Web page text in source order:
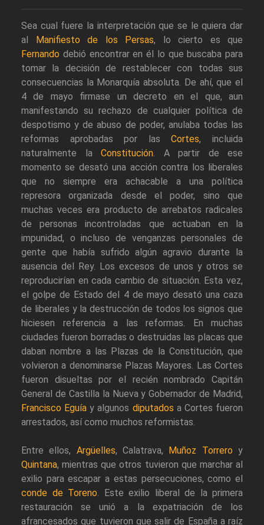
Sea cual fuere la interpretación que se le quiera dar
al
Manifiesto de los Persas, lo cierto es que
Fernando debió encontrar en él lo que buscaba para
tomar la decisión de restablecer con todas sus
consecuencias la Monarquía absoluta. De ahí, que el
4 de mayo firmase un decreto en el que, aun
manifestando su rechazo de cualquier política de
despotismo y de abuso de poder, anulaba todas las
reformas aprobadas por lasCortes, incluida
naturalmente la Constitución. A partir de ese
momento se desató una acción contra los liberales
que no siempre era achacable a una política
represora organizada desde el poder, sino que
muchas veces era producto de arrebatos radicales
de personas incontroladas que actuaban en la
impunidad, o incluso de venganzas personales de
gente que había sufrido algún agravio durante la
ausencia del Rey. Los excesos de unos y otros se
reproducirían en cada cambio de situación. Esta vez,
el golpe de Estado del 4 de mayo desató una caza
de liberales y la destrucción de todos los signos que
hiciesen referencia a las reformas. En muchas
ciudades fueron borradas o destruidas las placas que
daban nombre a las Plazas de la Constitución, que
volvieron a denominarse Plazas Mayores. Las Cortes
fueron disueltas por el recién nombrado Capitán
General de Castilla la Nueva y Gobernador de Madrid,
Francisco Eguía y algunos diputados a Cortes fueron
arrestados, así como muchos reformistas.
Entre ellos, Argüelles, Calatrava, Muñoz Torrero y
Quintana, mientras que otros tuvieron que marchar al
exilio para escapar a estas persecuciones, como el
conde de Toreno. Este exilio liberal de la primera
restauración se unió a la expatriación de los
afrancesados que tuvieron que salir de España a raíz